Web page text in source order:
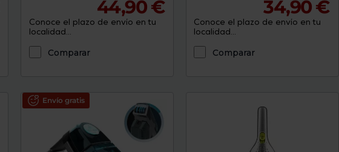
44,90 €
Conoce el plazo de envío en tu
localidad...
Comparar
34,90 €
Conoce el plazo de envío en tu
localidad...
Comparar
Envío gratis